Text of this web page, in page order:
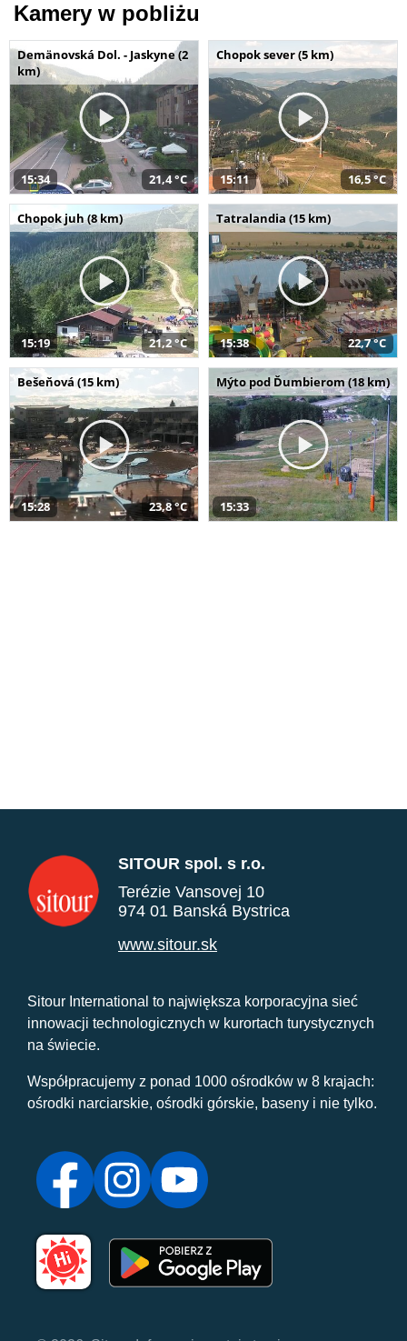
Kamery w pobliżu
Demänovská Dol. - Jaskyne (2
km)
15:34 21,4 °C
Chopok sever (5 km)
15:11 16,5 °C
Chopok juh (8 km)
15:19 21,2 °C
Tatralandia (15 km)
15:38 22,7 °C
Bešeňová (15 km)
15:28 23,8 °C
Mýto pod Ďumbierom (18 km)
15:33
SITOUR spol. s r.o.
Terézie Vansovej 10
974 01 Banská Bystrica
www.sitour.sk
Sitour International to największa korporacyjna sieć
innowacji technologicznych w kurortach turystycznych
na świecie.
Współpracujemy z ponad 1000 ośrodków w 8 krajach:
ośrodki narciarskie, ośrodki górskie, baseny i nie tylko.